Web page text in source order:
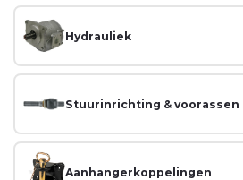
Hydrauliek
Stuurinrichting & voorassen
Aanhangerkoppelingen